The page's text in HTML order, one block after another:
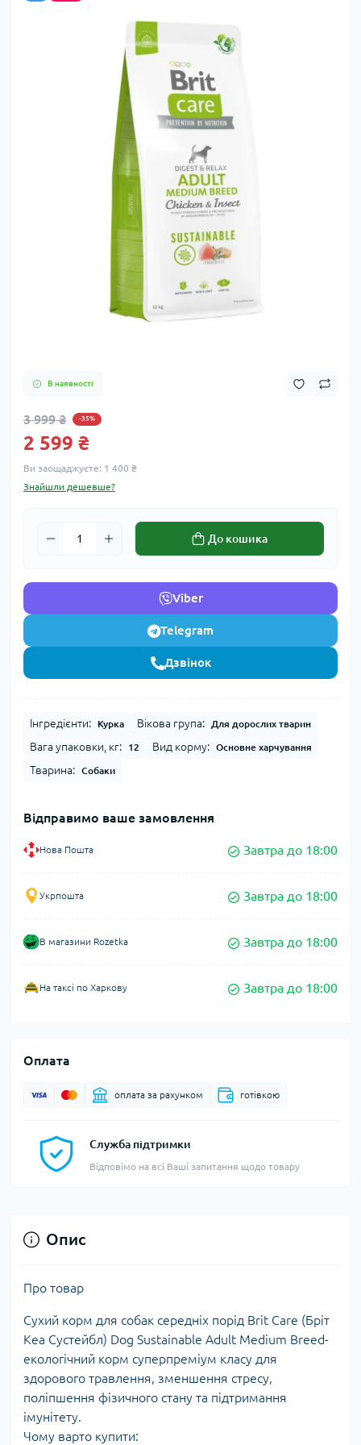
В наявності
3 999 ₴ -35%
2 599 ₴
Ви заощаджуєте: 1 400 ₴
Знайшли дешевше?
До кошика
Viber
Telegram
Дзвінок
Інгредієнти: Курка Вікова група: Для дорослих тварин
Вага упаковки, кг: 12 Вид корму: Основне харчування
Тварина: Собаки
Відправимо ваше замовлення
Нова Пошта Завтра до 18:00
Укрпошта Завтра до 18:00
В магазини Rozetka Завтра до 18:00
На таксі по Харкову Завтра до 18:00
Оплата
оплата за рахунком готівкою
Служба підтримки
Відповімо на всі Ваші запитання щодо товару
Опис
Про товар
Сухий корм для собак середніх порід Brit Care (Бріт
Кеа Сустейбл) Dog Sustainable Adult Medium Breed-
екологічний корм суперпреміум класу для
здорового травлення, зменшення стресу,
поліпшення фізичного стану та підтримання
імунітету.
Чому варто купити: